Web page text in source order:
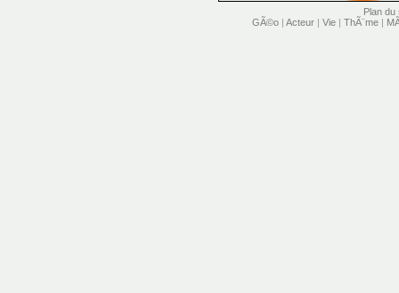
Plan du
GÃ©o | Acteur | Vie | ThÃ¨me |